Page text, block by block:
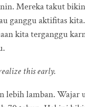
Mereka takut
ganggu aktifitas
kita terganggu
this early.
lebih lamban. Wajar